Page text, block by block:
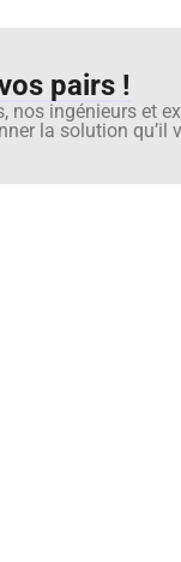
pairs !
nos ingénieurs et
la solution qu’il